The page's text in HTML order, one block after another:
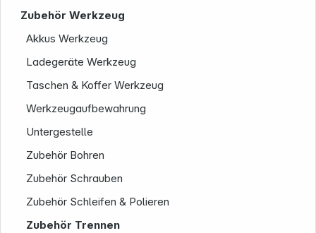
Zubehör Werkzeug
Akkus Werkzeug
Ladegeräte Werkzeug
Taschen & Koffer Werkzeug
Werkzeugaufbewahrung
Untergestelle
Zubehör Bohren
Zubehör Schrauben
Zubehör Schleifen & Polieren
Zubehör Trennen